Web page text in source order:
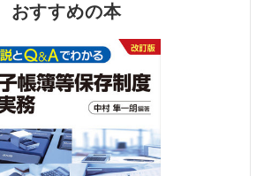
おすすめの本